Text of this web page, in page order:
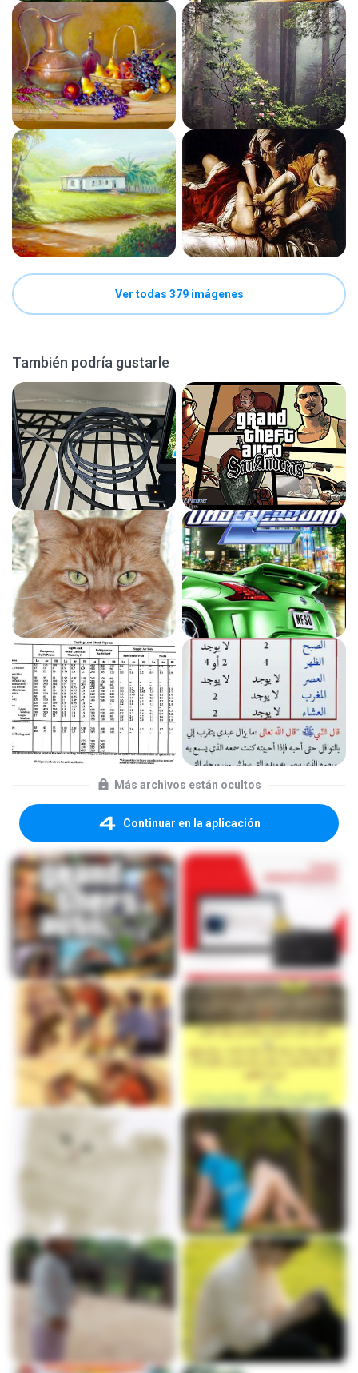
Ver todas 379 imágenes
También podría gustarle
Más archivos están ocultos
Continuar en la aplicación